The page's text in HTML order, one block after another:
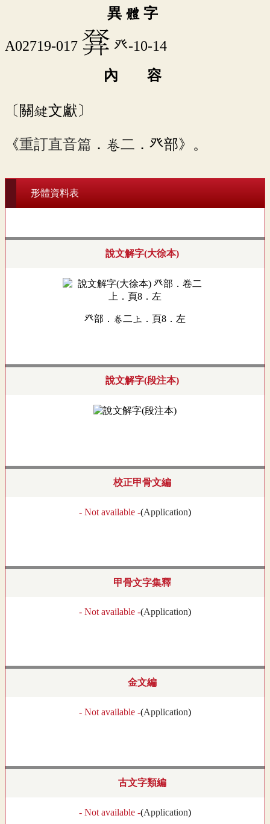
異 體 字
A02719-017 󳶙 癶-10-14
內 容
〔關鍵文獻〕
《重訂直音篇 ．卷二．癶部》。
形體資料表
說文解字(大徐本)
癶部．卷二上．頁8．左
說文解字(段注本)
校正甲骨文編
- Not available -(Application)
甲骨文字集釋
- Not available -(Application)
金文編
- Not available -(Application)
古文字類編
- Not available -(Application)